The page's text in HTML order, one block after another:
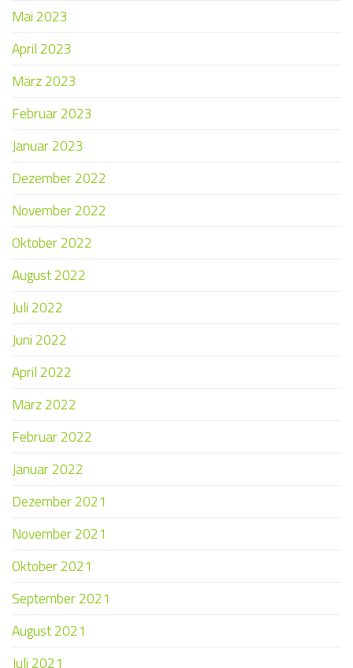
Mai 2023
April 2023
März 2023
Februar 2023
Januar 2023
Dezember 2022
November 2022
Oktober 2022
August 2022
Juli 2022
Juni 2022
April 2022
März 2022
Februar 2022
Januar 2022
Dezember 2021
November 2021
Oktober 2021
September 2021
August 2021
Juli 2021